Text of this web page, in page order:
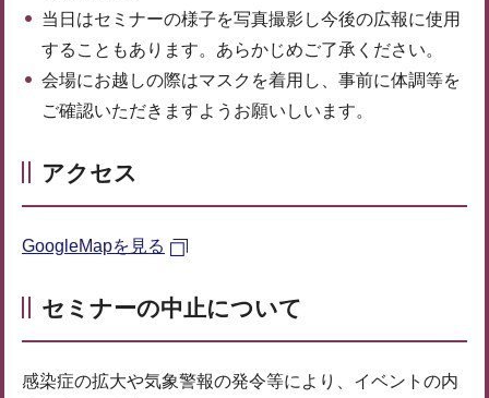
当日はセミナーの様子を写真撮影し今後の広報に使用
することもあります。あらかじめご了承ください。
会場にお越しの際はマスクを着用し、事前に体調等を
ご確認いただきますようお願いしいます。
アクセス
GoogleMapを見る
セミナーの中止について
感染症の拡大や気象警報の発令等により、イベントの内